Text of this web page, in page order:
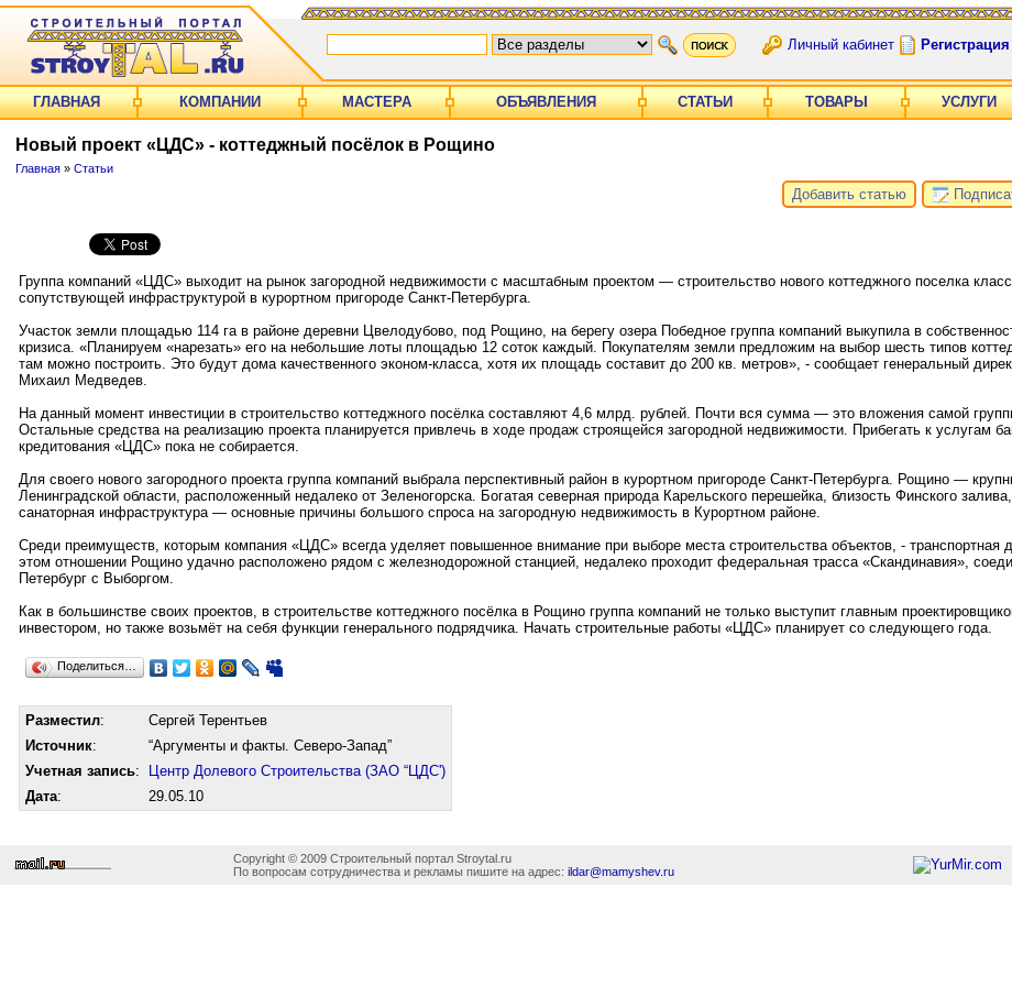
Личный кабинет Регистрация
ГЛАВНАЯ КОМПАНИИ МАСТЕРА ОБЪЯВЛЕНИЯ СТАТЬИ ТОВАРЫ УСЛУГИ
Новый проект «ЦДС» - коттеджный посёлок в Рощино
Главная» Статьи
Добавить статью
Группа компаний «ЦДС» выходит на рынок загородной недвижимости с масштабным проектом — строительство нового коттеджного поселка
сопутствующей инфраструктурой в курортном пригороде Санкт-Петербурга.
Участок земли площадью 114 га в районе деревни Цвелодубово, под Рощино, на берегу озера Победное группа компаний выкупила в
кризиса. «Планируем «нарезать» его на небольшие лоты площадью 12 соток каждый. Покупателям земли предложим на выбор шесть типов
там можно построить. Это будут дома качественного эконом-класса, хотя их площадь составит до 200 кв. метров», - сообщает генеральный
Михаил Медведев.
На данный момент инвестиции в строительство коттеджного посёлка составляют 4,6 млрд. рублей. Почти вся сумма — это вложения самой
Остальные средства на реализацию проекта планируется привлечь в ходе продаж строящейся загородной недвижимости. Прибегать к услугам
кредитования «ЦДС» пока не собирается.
Для своего нового загородного проекта группа компаний выбрала перспективный район в курортном пригороде Санкт-Петербурга. Рощино —
Ленинградской области, расположенный недалеко от Зеленогорска. Богатая северная природа Карельского перешейка, близость Финского
санаторная инфраструктура — основные причины большого спроса на загородную недвижимость в Курортном районе.
Среди преимуществ, которым компания «ЦДС» всегда уделяет повышенное внимание при выборе места строительства объектов, - транспортная
этом отношении Рощино удачно расположено рядом с железнодорожной станцией, недалеко проходит федеральная трасса «Скандинавия»,
Петербург с Выборгом.
Как в большинстве своих проектов, в строительстве коттеджного посёлка в Рощино группа компаний не только выступит главным
инвестором, но также возьмёт на себя функции генерального подрядчика. Начать строительные работы «ЦДС» планирует со следующего года.
Поделиться…
Разместил:
Сергей Терентьев
Источник:
“Аргументы и факты. Северо-Запад”
Учетная запись:
Центр Долевого Строительства (ЗАО “ЦДС')
Дата: 29.05.10
Copyright © 2009 Строительный портал Stroytal.ru
По вопросам сотрудничества и рекламы пишите на адрес: ildar@mamyshev.ru